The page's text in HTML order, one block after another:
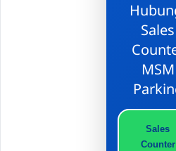
Sales
MSM
Sales
Counter